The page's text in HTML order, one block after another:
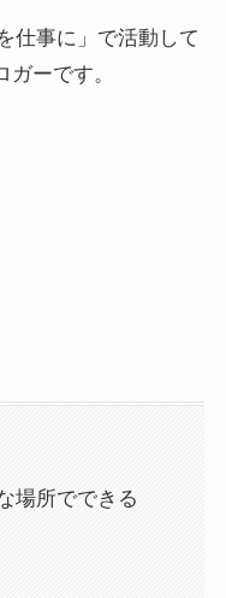
仕事に」で活動して
ーです。
場所でできる